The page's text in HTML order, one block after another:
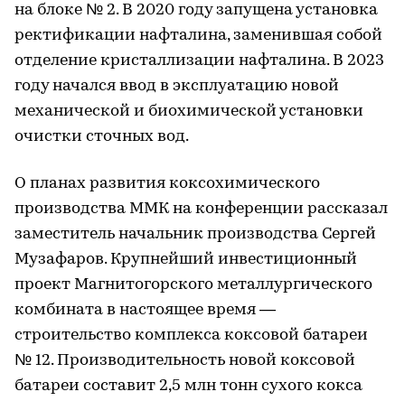
на блоке № 2. В 2020 году запущена установка
ректификации нафталина, заменившая собой
отделение кристаллизации нафталина. В 2023
году начался ввод в эксплуатацию новой
механической и биохимической установки
очистки сточных вод.
О планах развития коксохимического
производства ММК на конференции рассказал
заместитель начальник производства Сергей
Музафаров. Крупнейший инвестиционный
проект Магнитогорского металлургического
комбината в настоящее время —
строительство комплекса коксовой батареи
№ 12. Производительность новой коксовой
батареи составит 2,5 млн тонн сухого кокса